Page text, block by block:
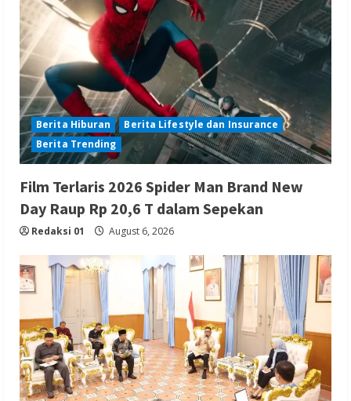
Berita Hiburan
Berita Lifestyle dan Insurance
Berita Trending
Film Terlaris 2026 Spider Man Brand New
Day Raup Rp 20,6 T dalam Sepekan
Redaksi 01 August 6, 2026